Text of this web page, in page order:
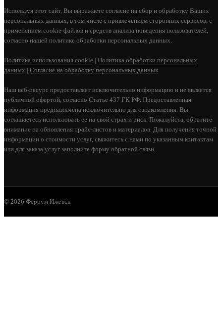
Используя этот сайт, Вы выражаете согласие на сбор и обработку Ваших
персональных данных, в том числе с привлечением сторонних сервисов, с
применением cookie-файлов и средств анализа поведения пользователей,
согласно нашей политике обработки персональных данных.
Политика использования cookie | Политика обработки персональных
данных | Согласие на обработку персональных данных
Наш веб-ресурс предоставляет исключительно информацию и не является
публичной офертой, согласно Статье 437 ГК РФ. Предоставленная
информация предназначена исключительно для ознакомления. Вы
соглашаетесь использовать ее на свой страх и риск. Пожалуйста, обратите
внимание на обновления прайс-листов и материалов. Для получения точной
информации о стоимости услуг, свяжитесь с нами по указанным контактам
или для заказа услуг заполните форму обратной связи.
© 2026 Феррум Ижевск